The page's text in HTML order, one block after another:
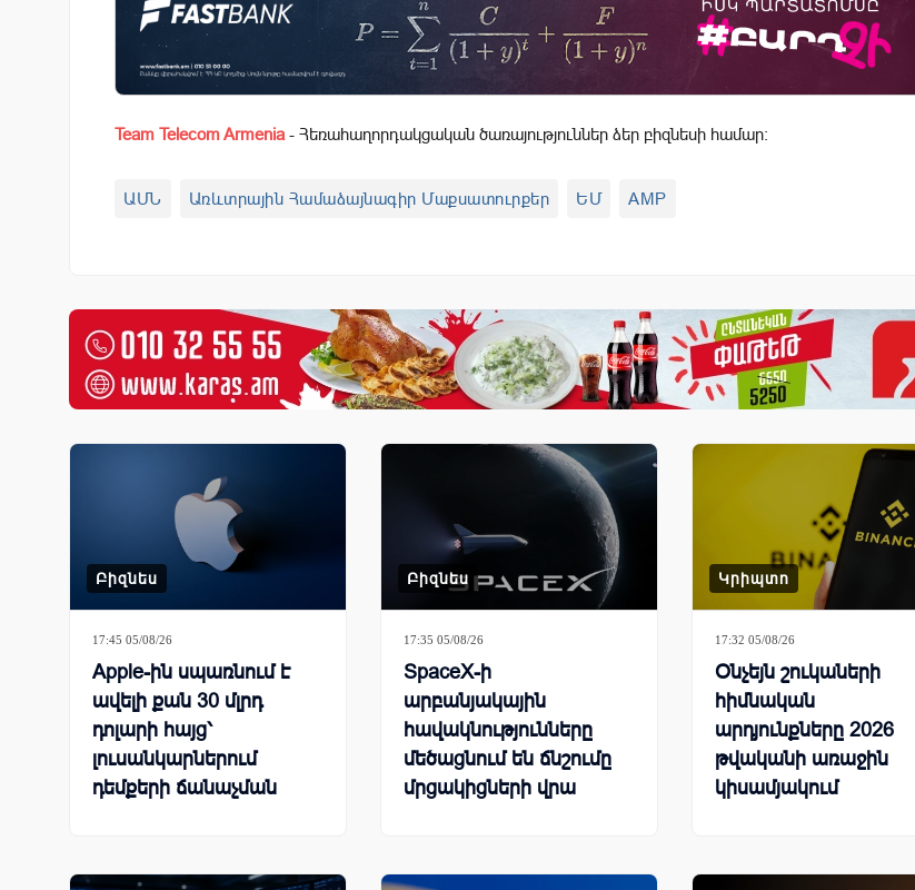
Team Telecom Armenia - Հեռահաղորդակցական ծառայություններ ձեր բիզնեսի համար:
ԱՄՆ Առևտրային Համաձայնագիր Մաքսատուրքեր ԵՄ AMP
Բիզնես
17:45 05/08/26
Apple-ին սպառնում է
ավելի քան 30 մլրդ
դոլարի հայց՝
լուսանկարներում
դեմքերի ճանաչման
Բիզնես
17:35 05/08/26
SpaceX-ի
արբանյակային
հավակնությունները
մեծացնում են ճնշումը
մրցակիցների վրա
Կրիպտո
17:32 05/08/26
Օնչեյն շուկաների
հիմնական
արդյունքները 2026
թվականի առաջին
կիսամյակում